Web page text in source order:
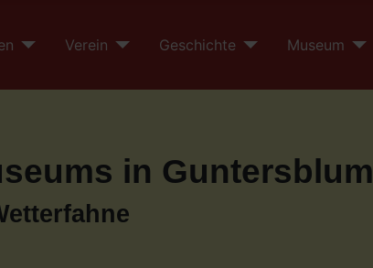
Verein Geschichte Museum
in Guntersblum